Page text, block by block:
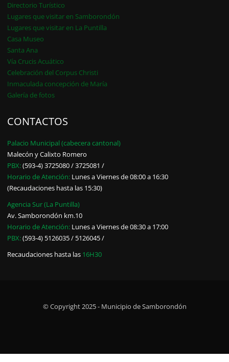
Directorio Turístico
Lugares que visitar en Samborondón
Lugares que visitar en La Puntilla
Casa Museo
Santa Ana
Vía Crucis Acuático
Celebración del Corpus Christi
Inmaculada concepción de María
Galería de fotos
CONTACTOS
Palacio Municipal (cabecera cantonal)
Malecón y Calixto Romero
PBX:(593-4) 3725080 / 3725081 /
Horario de Atención: Lunes a Viernes de 08:00 a 16:30
(Recaudaciones hasta las 15:30)
Agencia Sur (La Puntilla)
Av. Samborondón km.10
Horario de Atención: Lunes a Viernes de 08:30 a 17:00
PBX:(593-4) 5126035 / 5126045 /
Recaudaciones hasta las 16H30
© Copyright 2025 - Municipio de Samborondón